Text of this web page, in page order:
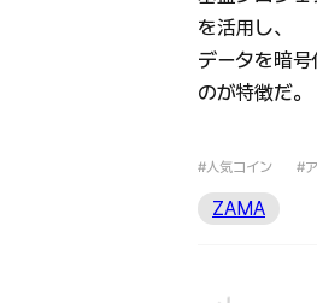
を活用し、
データを暗
のが特徴だ。
#人気コイン #
ZAMA